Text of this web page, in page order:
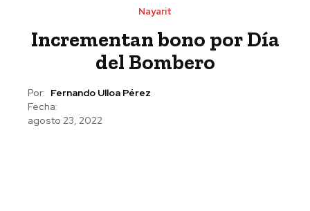
Nayarit
Incrementan bono por Día
del Bombero
Por: Fernando Ulloa Pérez
Fecha:
agosto 23, 2022